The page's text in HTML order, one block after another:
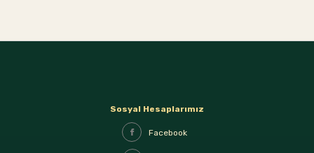
Sosyal Hesaplarımız
Facebook